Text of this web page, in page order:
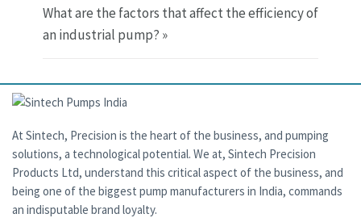
What are the factors that affect the efficiency of
an industrial pump? »
At Sintech, Precision is the heart of the business, and pumping
solutions, a technological potential. We at, Sintech Precision
Products Ltd, understand this critical aspect of the business, and
being one of the biggest pump manufacturers in India, commands
an indisputable brand loyalty.